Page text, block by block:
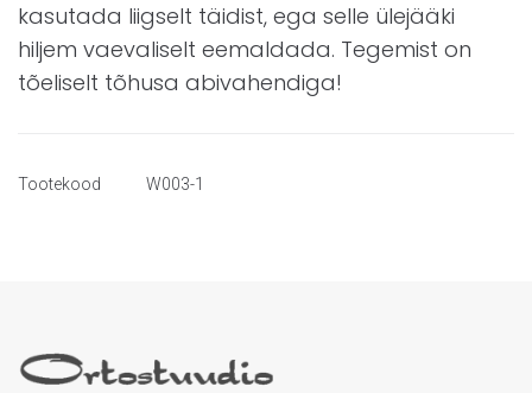
kasutada liigselt täidist, ega selle ülejääki
hiljem vaevaliselt eemaldada. Tegemist on
tõeliselt tõhusa abivahendiga!
Tootekood W003-1